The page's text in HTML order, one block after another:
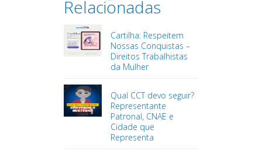
Relacionadas
Cartilha: Respeitem
Nossas Conquistas –
Direitos Trabalhistas
da Mulher
Qual CCT devo seguir?
Representante
Patronal, CNAE e
Cidade que
Representa